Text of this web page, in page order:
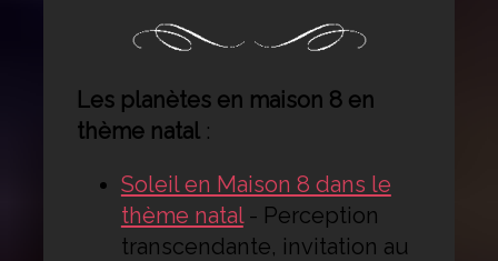
Les planètes en maison 8 en
thème natal:
Soleil en Maison 8 dans le
thème natal - Perception
transcendante, invitation au